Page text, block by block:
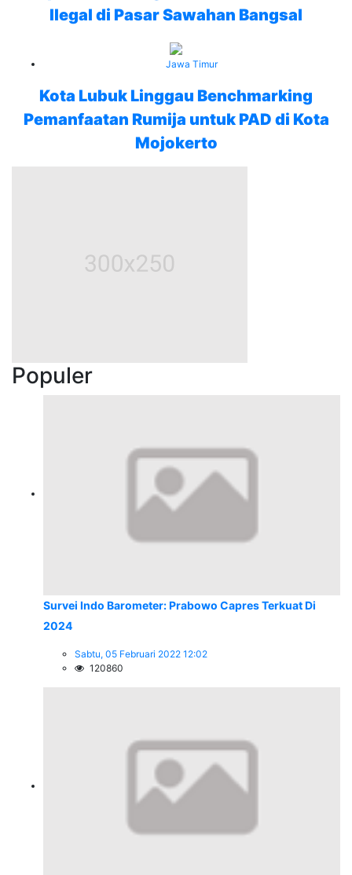
Ilegal di Pasar Sawahan Bangsal
Jawa Timur
Kota Lubuk Linggau Benchmarking
Pemanfaatan Rumija untuk PAD di Kota
Mojokerto
Populer
Survei Indo Barometer: Prabowo Capres Terkuat Di
2024
Sabtu, 05 Februari 2022 12:02
120860